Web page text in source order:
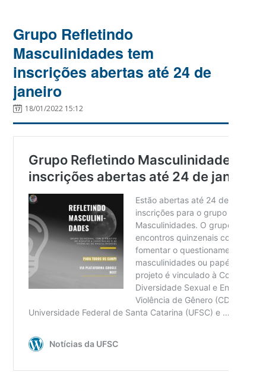
Grupo Refletindo
Masculinidades tem
inscrições abertas até 24 de
janeiro
18/01/2022 15:12